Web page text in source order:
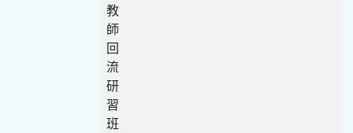
教
師
回
流
研
習
班